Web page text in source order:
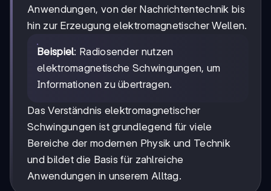
Anwendungen, von der Nachrichtentechnik bis
hin zur Erzeugung elektromagnetischer Wellen.
Beispiel: Radiosender nutzen
elektromagnetische Schwingungen, um
Informationen zu übertragen.
Das Verständnis elektromagnetischer
Schwingungen ist grundlegend für viele
Bereiche der modernen Physik und Technik
und bildet die Basis für zahlreiche
Anwendungen in unserem Alltag.